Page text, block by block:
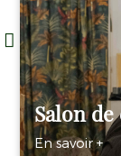
Salon
En savoir +